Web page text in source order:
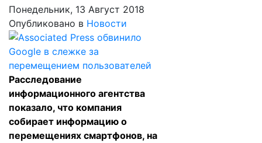
Понедельник, 13 Август 2018
Опубликовано в Новости
Расследование
информационного агентства
показало, что компания
собирает информацию о
перемещениях смартфонов, на